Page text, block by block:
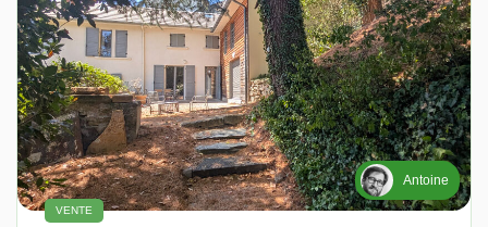
Antoine
VENTE